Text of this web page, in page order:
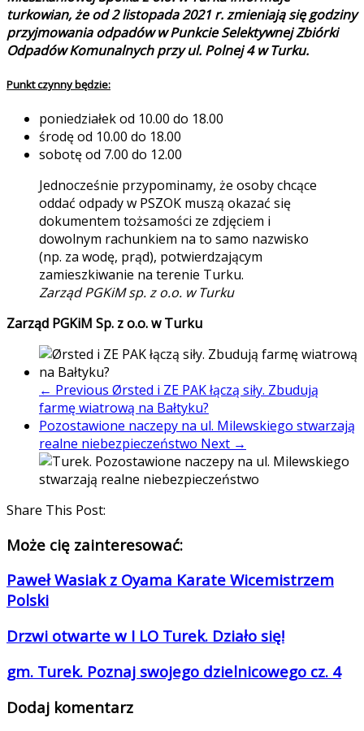
turkowian, że od 2 listopada 2021 r. zmieniają się godziny
przyjmowania odpadów w Punkcie Selektywnej Zbiórki
Odpadów Komunalnych przy ul. Polnej 4 w Turku.
Punkt czynny będzie:
poniedziałek od 10.00 do 18.00
środę od 10.00 do 18.00
sobotę od 7.00 do 12.00
Jednocześnie przypominamy, że osoby chcące
oddać odpady w PSZOK muszą okazać się
dokumentem tożsamości ze zdjęciem i
dowolnym rachunkiem na to samo nazwisko
(np. za wodę, prąd), potwierdzającym
zamieszkiwanie na terenie Turku.
Zarząd PGKiM sp. z o.o. w Turku
Zarząd PGKiM Sp. z o.o. w Turku
← Previous Ørsted i ZE PAK łączą siły. Zbudują
farmę wiatrową na Bałtyku?
Pozostawione naczepy na ul. Milewskiego stwarzają
realne niebezpieczeństwo Next →
Share This Post:
Może cię zainteresować:
Paweł Wasiak z Oyama Karate Wicemistrzem
Polski
Drzwi otwarte w I LO Turek. Działo się!
gm. Turek. Poznaj swojego dzielnicowego cz. 4
Dodaj komentarz